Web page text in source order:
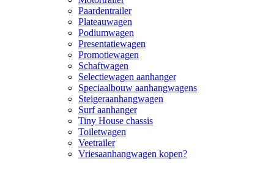
Paardentrailer
Plateauwagen
Podiumwagen
Presentatiewagen
Promotiewagen
Schaftwagen
Selectiewagen aanhanger
Speciaalbouw aanhangwagens
Steigeraanhangwagen
Surf aanhanger
Tiny House chassis
Toiletwagen
Veetrailer
Vriesaanhangwagen kopen?